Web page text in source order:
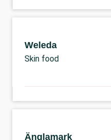
Weleda
Skin food
Änglamark